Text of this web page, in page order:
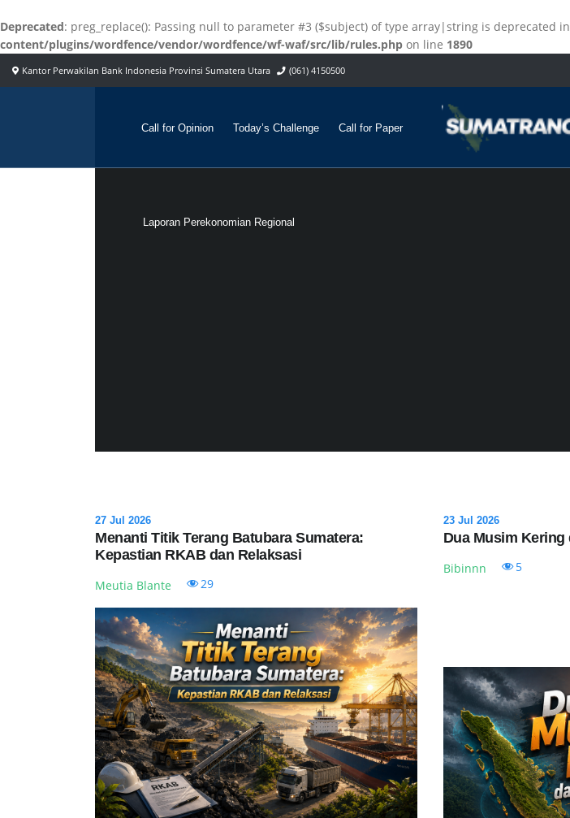
Deprecated: preg_replace(): Passing null to parameter #3 ($subject) of type array|string is deprecated in
content/plugins/wordfence/vendor/wordfence/wf-waf/src/lib/rules.php on line 1890
Kantor Perwakilan Bank Indonesia Provinsi Sumatera Utara (061) 4150500
Call for Opinion Today’s Challenge Call for Paper
Laporan Perekonomian Regional
27 Jul 2026
Menanti Titik Terang Batubara Sumatera:
Kepastian RKAB dan Relaksasi
Meutia Blante 29
23 Jul 2026
Dua Musim Kering
Bibinnn 5